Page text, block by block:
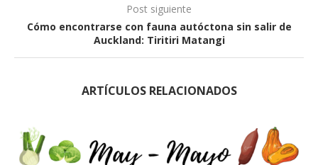
Post siguiente
Cómo encontrarse con fauna autóctona sin salir de
Auckland: Tiritiri Matangi
ARTÍCULOS RELACIONADOS